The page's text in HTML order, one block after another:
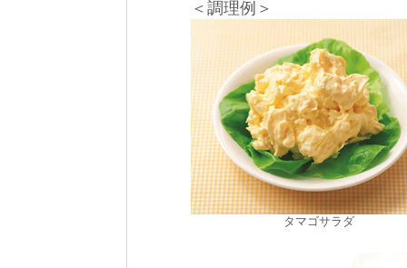
＜調理例＞
タマゴサラダ